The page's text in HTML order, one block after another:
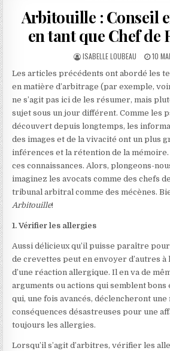
Arbitouille : Conseil
en tant que Chef de
AUTHOR:
ISABELLE LOUBEAU 10
Les articles précédents ont abordé les
en matière d’arbitrage (par exemple,
ne s’agit pas ici de les résumer, mais
sujet sous un jour différent. Comme les
découvert depuis longtemps, les
des images et de la vivacité ont un plus
inférences et la rétention de la
ces connaissances. Alors, plongeons-
imaginez les avocats comme des chefs
tribunal arbitral comme des mécènes.
Arbitouille!
1. Vérifier les allergies
Aussi délicieux qu’il puisse paraître
de crevettes peut en envoyer d’autres à
d’une réaction allergique. Il en va de
arguments ou actions qui semblent bons
qui, une fois avancés, déclencheront
conséquences désastreuses pour une
toujours les allergies.
Lorsqu’il s’agit d’arbitres, vérifier les